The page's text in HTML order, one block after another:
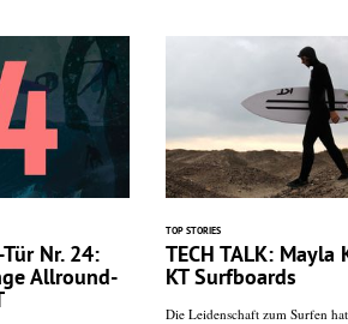
Nr. 24:
Allround-
TOP STORIES
TECH TALK: Mayla
KT Surfboards
Die Leidenschaft zum Surfen